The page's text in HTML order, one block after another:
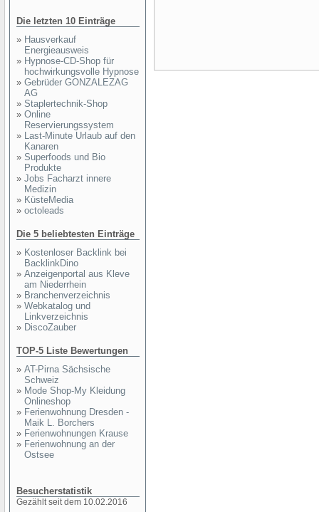
Die letzten 10 Einträge
» Hausverkauf
Energieausweis
» Hypnose-CD-Shop für
hochwirkungsvolle Hypnose
» Gebrüder GONZALEZAG
AG
» Staplertechnik-Shop
» Online
Reservierungssystem
» Last-Minute Urlaub auf den
Kanaren
» Superfoods und Bio
Produkte
» Jobs Facharzt innere
Medizin
» KüsteMedia
» octoleads
Die 5 beliebtesten Einträge
» Kostenloser Backlink bei
BacklinkDino
» Anzeigenportal aus Kleve
am Niederrhein
» Branchenverzeichnis
» Webkatalog und
Linkverzeichnis
» DiscoZauber
TOP-5 Liste Bewertungen
» AT-Pirna Sächsische
Schweiz
» Mode Shop-My Kleidung
Onlineshop
» Ferienwohnung Dresden -
Maik L. Borchers
» Ferienwohnungen Krause
» Ferienwohnung an der
Ostsee
Besucherstatistik
Gezählt seit dem 10.02.2016